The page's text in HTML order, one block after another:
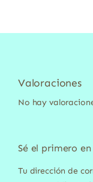
Valoraciones
No hay
Sé el primero
Tu dirección de